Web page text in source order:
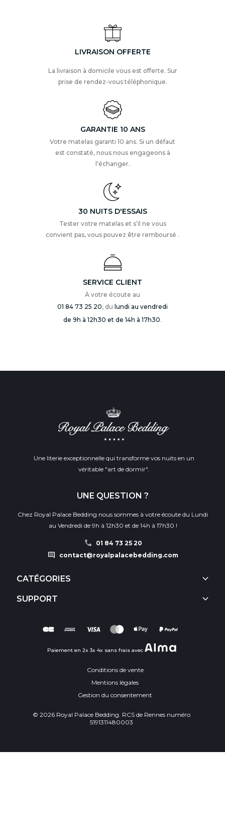
LIVRAISON OFFERTE
La livraison à domicile vous est offerte. Sur
prise de rendez-vous téléphonique.
GARANTIE 10 ANS
Votre matelas garanti 10 ans. Si un défaut
est constaté, nous nous engageons à
l'échanger.
30 NUITS D'ESSAIS
Tester votre matelas et s’il ne vous
convient pas, vous pouvez être remboursé .
SERVICE CLIENT
À votre écoute au
01 84 73 25 20, du lundi au vendredi
de 9h à 12h30 et de 14h à 17h30.
Une literie exceptionnelle qui transforme vos nuits en un
véritable "art de dormir".
UNE QUESTION ?
Chez Royal Palace Bedding nous sommes à votre écoute du Lundi
au Vendredi de 9h à 12h30 et de 14h à 17h30 !
call 01 84 73 25 20
comment contact@royalpalacebedding.com
CATÉGORIES keyboard_arrow_down
SUPPORT keyboard_arrow_down
Paiement en 2x 3x 4x sans frais avec
© 2026 Royal Palace Bedding. RCS de Rennes numéro
5191311480003
Conditions de vente
Mentions légales
Gestion du consentement